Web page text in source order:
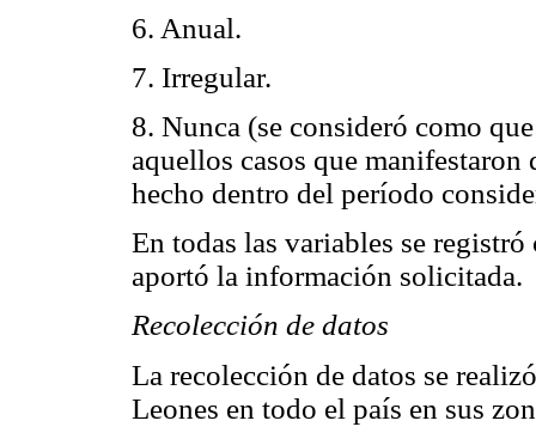
6. Anual.
7. Irregular.
8. Nunca (se consideró como
aquellos casos que
hecho dentro del período
En todas las variables se
aportó la información solicitada.
Recolección de datos
La recolección de datos se
Leones en todo el país en sus